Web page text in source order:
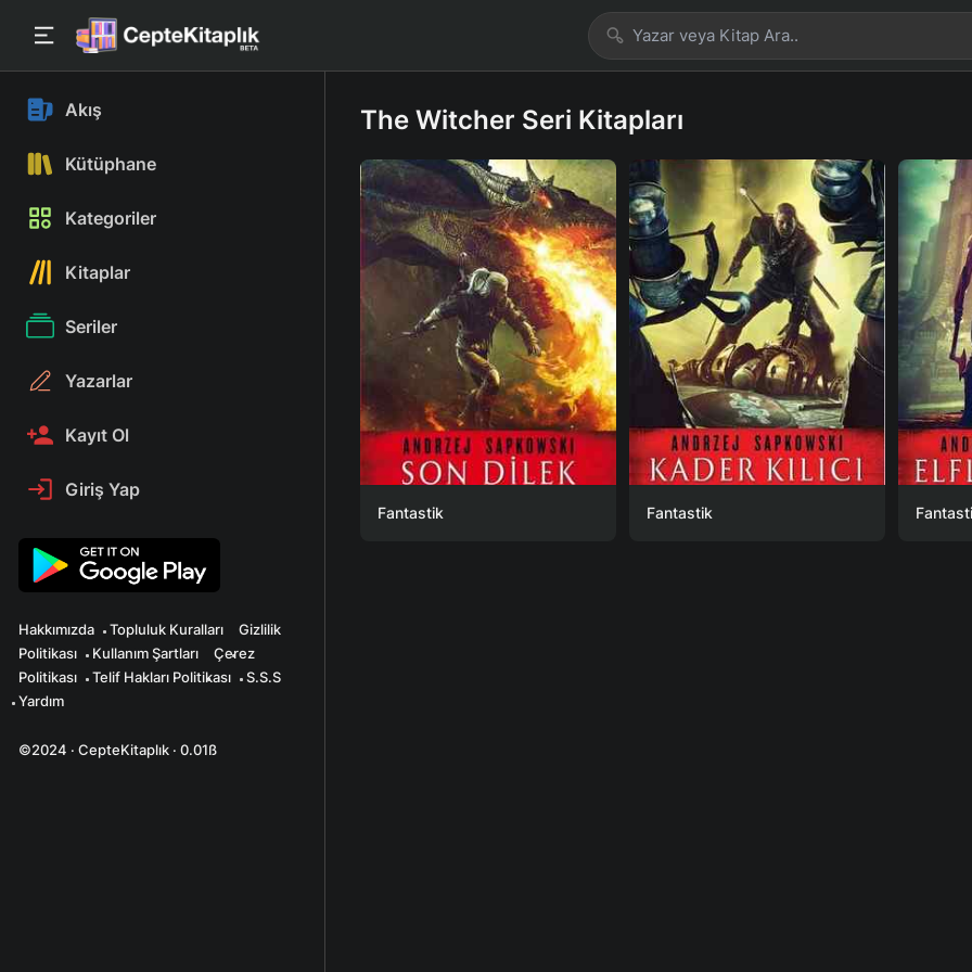
Akış
Kütüphane
Kategoriler
Kitaplar
Seriler
Yazarlar
Kayıt Ol
Giriş Yap
Hakkımızda Topluluk Kuralları
Gizlilik
Politikası
Kullanım Şartları
Çerez
Politikası
Telif Hakları Politikası
S.S.S
Yardım
©2024 · CepteKitaplık · 0.01ß
The Witcher Seri Kitapları
Fantastik Fantastik